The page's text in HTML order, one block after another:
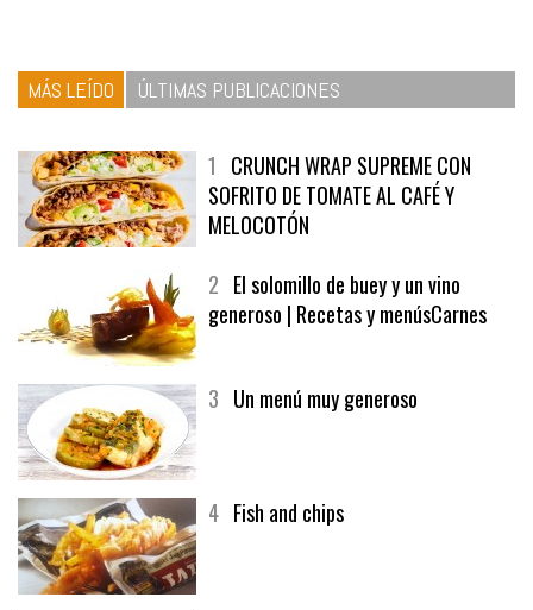
MÁS LEÍDO ÚLTIMAS PUBLICACIONES
1 CRUNCH WRAP SUPREME CON
SOFRITO DE TOMATE AL CAFÉ Y
MELOCOTÓN
2 El solomillo de buey y un vino
generoso | Recetas y menúsCarnes
3 Un menú muy generoso
4 Fish and chips